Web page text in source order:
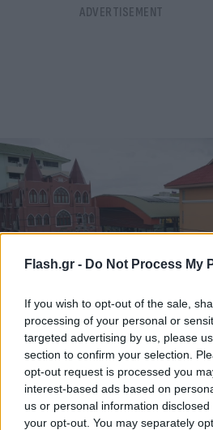
Flash.gr - Do Not Process My
If you wish to opt-out of the sale,
processing of your personal or
targeted advertising by us, please
section to confirm your selection.
opt-out request is processed you
interest-based ads based on
us or personal information
your opt-out. You may separately
Ταϊλάνδη: Το χρονικό του
σκότωσε τους παππούδες
στο σχολείο
07.08.2026